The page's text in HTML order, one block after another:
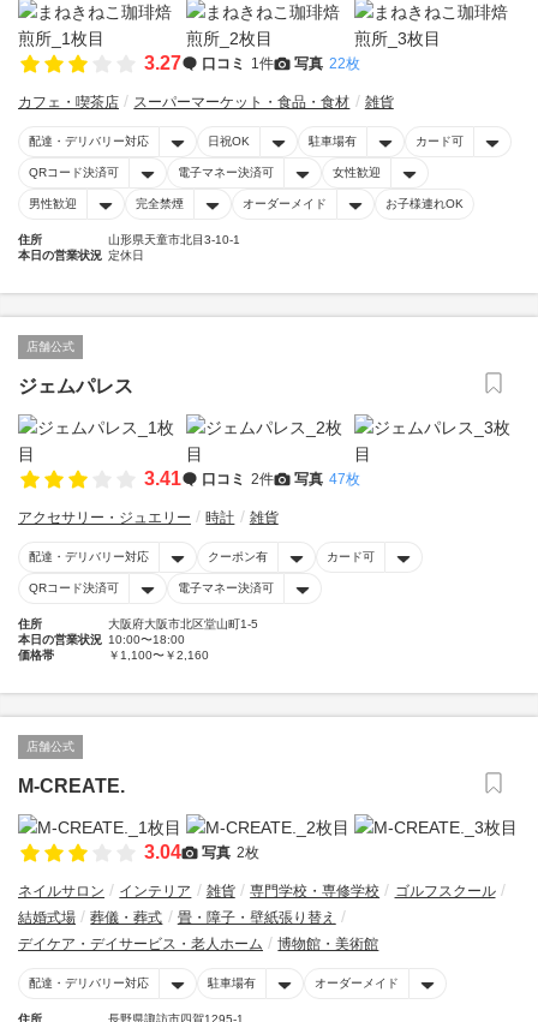
3.27 口コミ 1件 写真 22枚
カフェ・喫茶店 スーパーマーケット・食品・食材 雑貨
配達・デリバリー対応 日祝OK 駐車場有 カード可
QRコード決済可 電子マネー決済可 女性歓迎
男性歓迎 完全禁煙 オーダーメイド お子様連れOK
住所
山形県天童市北目3-10-1
本日の営業状況 定休日
店舗公式
ジェムパレス
3.41 口コミ 2件 写真 47枚
アクセサリー・ジュエリー 時計 雑貨
配達・デリバリー対応 クーポン有 カード可
QRコード決済可 電子マネー決済可
住所
大阪府大阪市北区堂山町1-5
本日の営業状況 10:00〜18:00
価格帯
￥1,100〜￥2,160
店舗公式
M-CREATE.
3.04 写真 2枚
ネイルサロン インテリア 雑貨 専門学校・専修学校
ゴルフスクール
結婚式場
葬儀・葬式
畳・障子・壁紙張り替え
デイケア・デイサービス・老人ホーム
博物館・美術館
配達・デリバリー対応 駐車場有 オーダーメイド
住所 長野県諏訪市四賀1295-1